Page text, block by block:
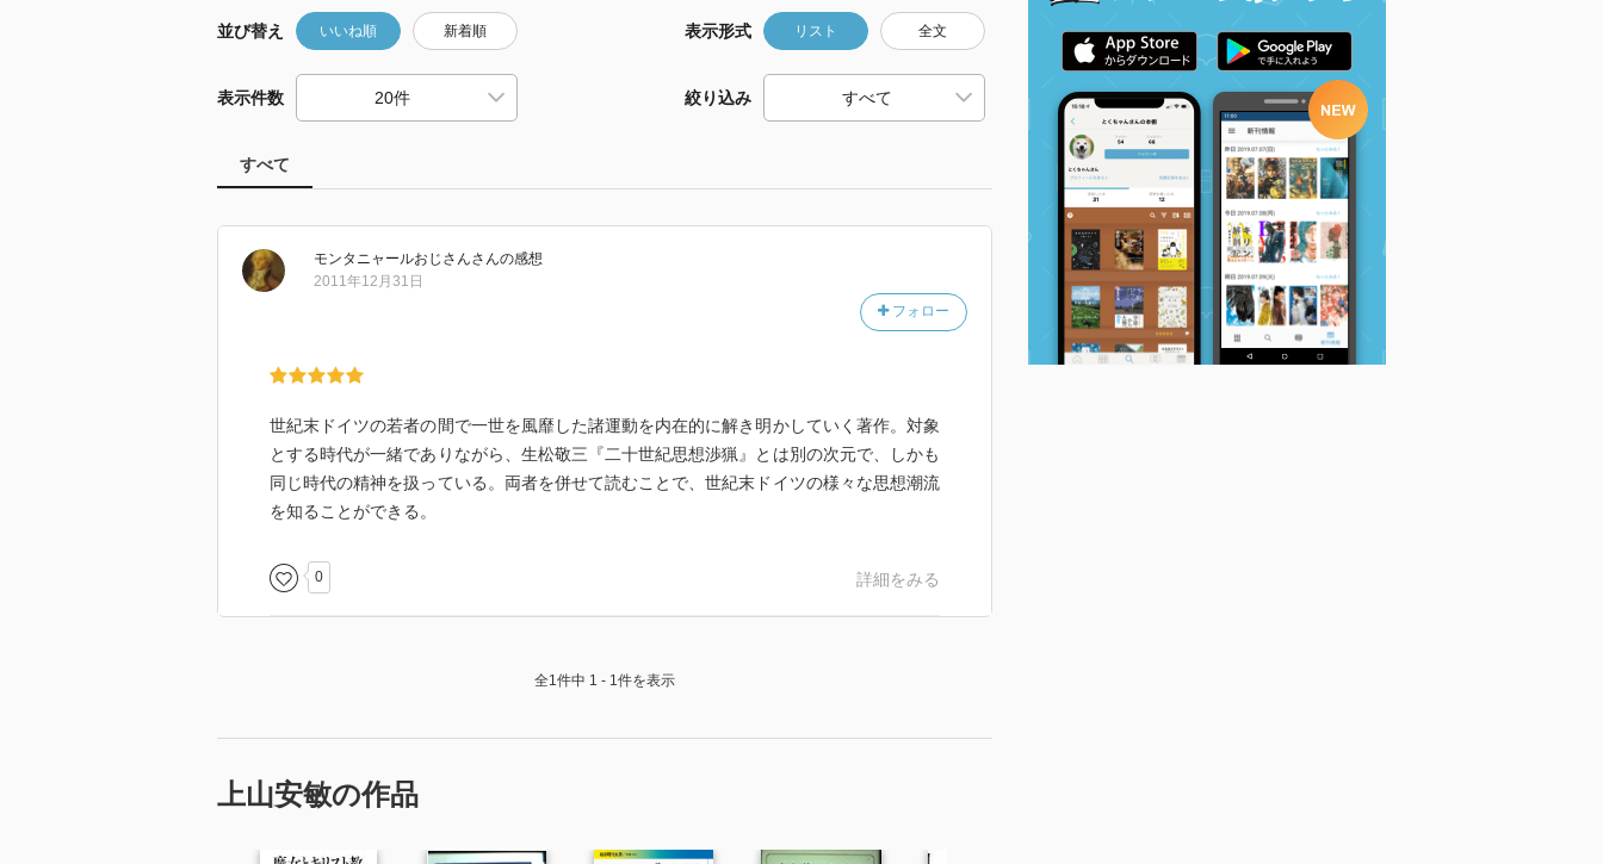
並び替え いいね順 新着順 表示形式 リスト 全文
表示件数 絞り込み
すべて
モンタニャールおじさんさんの感想
フォロー
2011年12月31日
世紀末ドイツの若者の間で一世を風靡した諸運動を内在的に解き明かしていく著作。対象
とする時代が一緒でありながら、生松敬三『二十世紀思想渉猟』とは別の次元で、しかも
同じ時代の精神を扱っている。両者を併せて読むことで、世紀末ドイツの様々な思想潮流
を知ることができる。
0 詳細をみる
全1件中 1 - 1件を表示
上山安敏の作品